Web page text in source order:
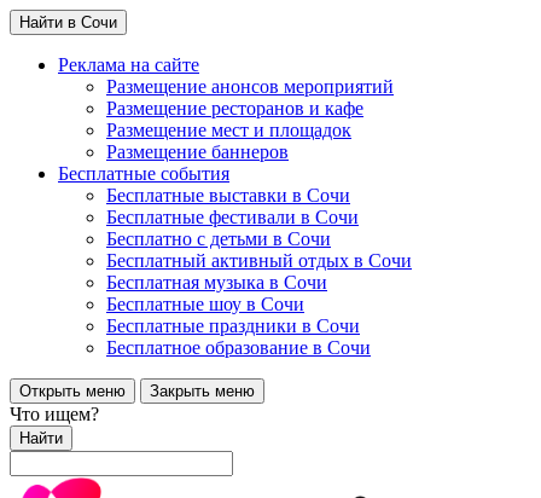
Найти в Сочи
Реклама на сайте
Размещение анонсов мероприятий
Размещение ресторанов и кафе
Размещение мест и площадок
Размещение баннеров
Бесплатные события
Бесплатные выставки в Сочи
Бесплатные фестивали в Сочи
Бесплатно с детьми в Сочи
Бесплатный активный отдых в Сочи
Бесплатная музыка в Сочи
Бесплатные шоу в Сочи
Бесплатные праздники в Сочи
Бесплатное образование в Сочи
Открыть меню Закрыть меню
Что ищем?
Найти